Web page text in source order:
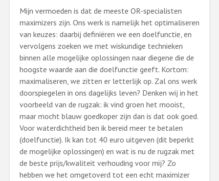
Mijn vermoeden is dat de meeste OR-specialisten
maximizers zijn. Ons werk is namelijk het optimaliseren
van keuzes: daarbij definiëren we een doelfunctie, en
vervolgens zoeken we met wiskundige technieken
binnen alle mogelijke oplossingen naar diegene die de
hoogste waarde aan die doelfunctie geeft. Kortom:
maximaliseren, we zitten er letterlijk op. Zal ons werk
doorspiegelen in ons dagelijks leven? Denken wij in het
voorbeeld van de rugzak: ik vind groen het mooist,
maar mocht blauw goedkoper zijn dan is dat ook goed.
Voor waterdichtheid ben ik bereid meer te betalen
(doelfunctie). Ik kan tot 40 euro uitgeven (dit beperkt
de mogelijke oplossingen) en wat is nu de rugzak met
de beste prijs/kwaliteit verhouding voor mij? Zo
hebben we het omgetoverd tot een echt maximizer